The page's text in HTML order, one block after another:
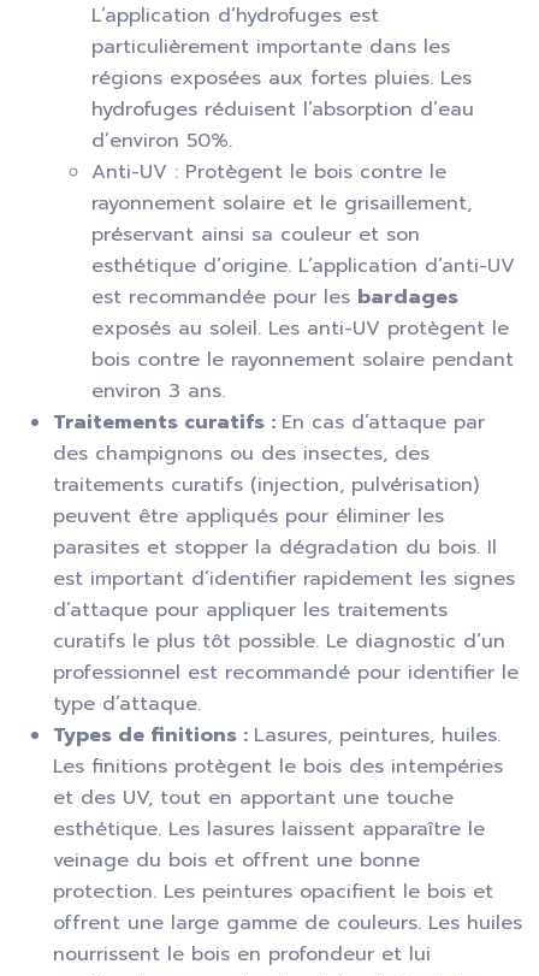
L’application d’hydrofuges est
particulièrement importante dans les
régions exposées aux fortes pluies. Les
hydrofuges réduisent l’absorption d’eau
d’environ 50%.
Anti-UV : Protègent le bois contre le
rayonnement solaire et le grisaillement,
préservant ainsi sa couleur et son
esthétique d’origine. L’application d’anti-UV
est recommandée pour les bardages
exposés au soleil. Les anti-UV protègent le
bois contre le rayonnement solaire pendant
environ 3 ans.
Traitements curatifs : En cas d’attaque par
des champignons ou des insectes, des
traitements curatifs (injection, pulvérisation)
peuvent être appliqués pour éliminer les
parasites et stopper la dégradation du bois. Il
est important d’identifier rapidement les signes
d’attaque pour appliquer les traitements
curatifs le plus tôt possible. Le diagnostic d’un
professionnel est recommandé pour identifier le
type d’attaque.
Types de finitions : Lasures, peintures, huiles.
Les finitions protègent le bois des intempéries
et des UV, tout en apportant une touche
esthétique. Les lasures laissent apparaître le
veinage du bois et offrent une bonne
protection. Les peintures opacifient le bois et
offrent une large gamme de couleurs. Les huiles
nourrissent le bois en profondeur et lui